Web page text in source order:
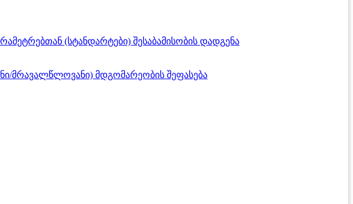
(სტანდარტები) შესაბამისობის დადგენა
მრავალწლოვანი) მდგომარეობის შეფასება